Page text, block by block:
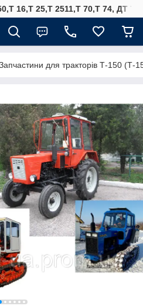
16,Т 25,Т 2511,Т 70,Т 74, ДТ
для тракторів Т-150